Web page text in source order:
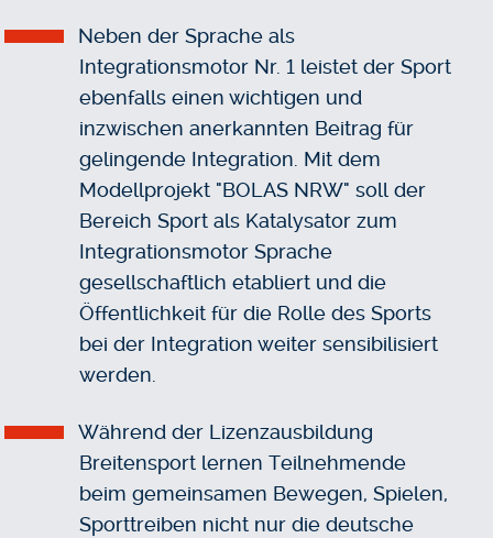
Neben der Sprache als
Integrationsmotor Nr. 1 leistet der Sport
ebenfalls einen wichtigen und
inzwischen anerkannten Beitrag für
gelingende Integration. Mit dem
Modellprojekt "BOLAS NRW" soll der
Bereich Sport als Katalysator zum
Integrationsmotor Sprache
gesellschaftlich etabliert und die
Öffentlichkeit für die Rolle des Sports
bei der Integration weiter sensibilisiert
werden.
Während der Lizenzausbildung
Breitensport lernen Teilnehmende
beim gemeinsamen Bewegen, Spielen,
Sporttreiben nicht nur die deutsche